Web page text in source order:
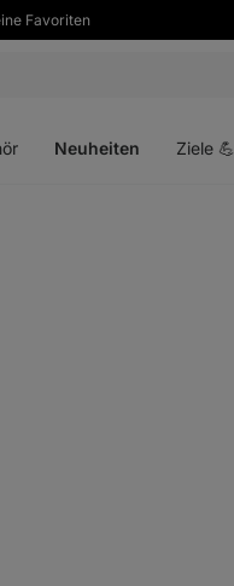
Favoriten
Neuheiten Ziele 💪